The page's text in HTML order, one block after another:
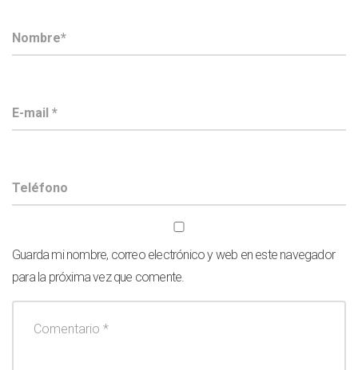
Guarda mi nombre, correo electrónico y web en este navegador
para la próxima vez que comente.